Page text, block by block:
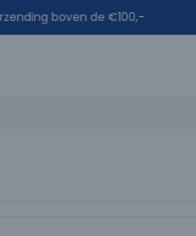
boven de €100,-